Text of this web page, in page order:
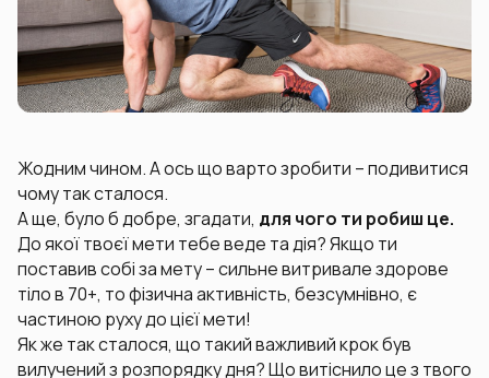
Жодним чином. А ось що варто зробити – подивитися
чому так сталося.
А ще, було б добре, згадати, для чого ти робиш це.
До якої твоєї мети тебе веде та дія? Якщо ти
поставив собі за мету – сильне витривале здорове
тіло в 70+, то фізична активність, безсумнівно, є
частиною руху до цієї мети!
Як же так сталося, що такий важливий крок був
вилучений з розпорядку дня? Що витіснило це з твого